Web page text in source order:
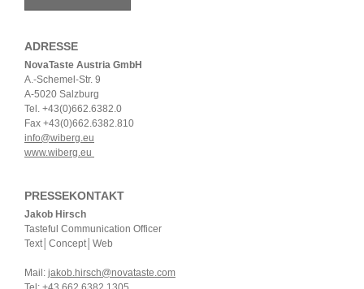
ADRESSE
NovaTaste Austria GmbH
A.-Schemel-Str. 9
A-5020 Salzburg
Tel. +43(0)662.6382.0
Fax +43(0)662.6382.810
info@wiberg.eu
www.wiberg.eu
PRESSEKONTAKT
Jakob Hirsch
Tasteful Communication Officer
Text│Concept│Web
Mail: jakob.hirsch@novataste.com